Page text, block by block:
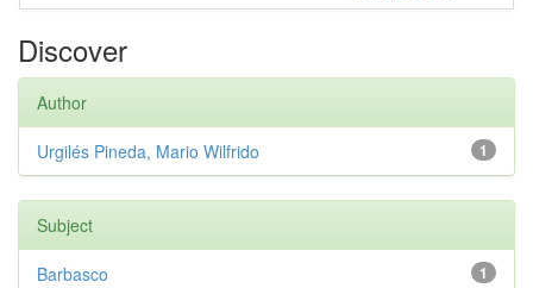
Discover
Author
1
Urgilés Pineda, Mario Wilfrido
Subject
1
Barbasco